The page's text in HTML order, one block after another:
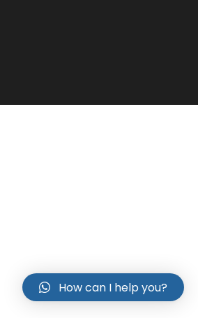
How can I help you?